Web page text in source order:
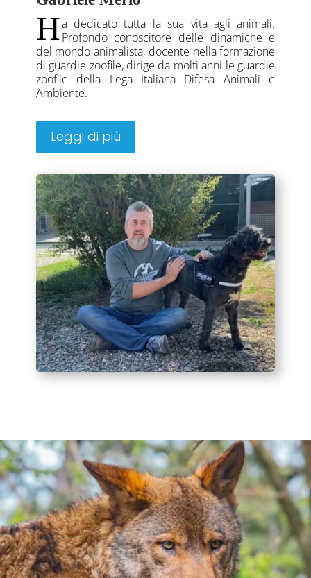
Ha dedicato tutta la sua vita agli animali.
Profondo conoscitore delle dinamiche e
del mondo animalista, docente nella formazione
di guardie zoofile, dirige da molti anni le guardie
zoofile della Lega Italiana Difesa Animali e
Ambiente.
Leggi di più